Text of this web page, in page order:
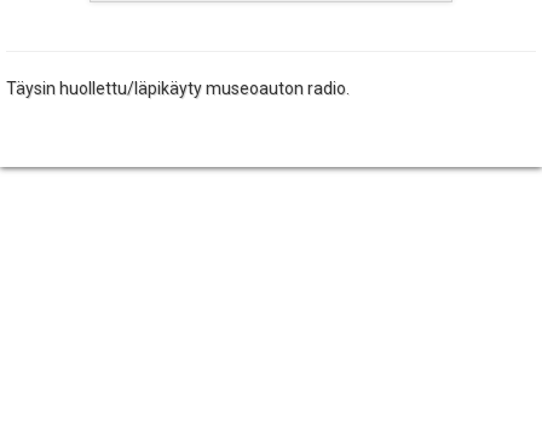
Täysin huollettu/läpikäyty museoauton radio.